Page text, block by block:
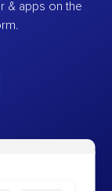
& apps on the